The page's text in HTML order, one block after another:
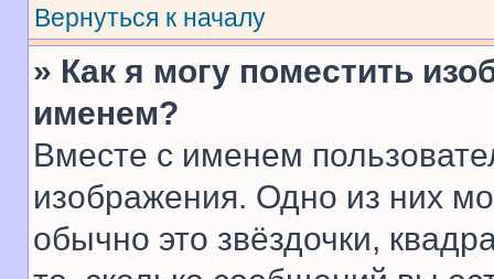
Вернуться к началу
» Как я могу поместить
именем?
Вместе с именем
изображения. Одно из них
обычно это звёздочки,